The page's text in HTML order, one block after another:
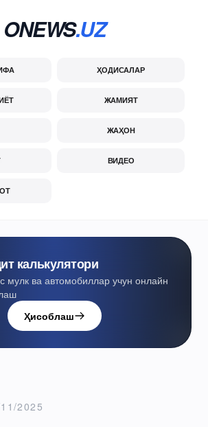
ONEWS.UZ
ҲОДИСАЛАР
ЖАМИЯТ
ЖАҲОН
ВИДЕО
калькулятори
мулк ва автомобиллар учун онлайн
Ҳисоблаш
2025